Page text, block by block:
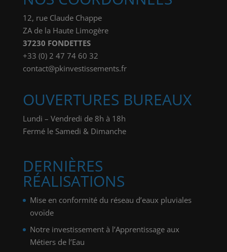
12, rue Claude Chappe
ZA de la Haute Limogère
37230 FONDETTES
+33 (0) 2 47 74 60 32
contact@pkinvestissements.fr
OUVERTURES BUREAUX
Lundi – Vendredi de 8h à 18h
Fermé le Samedi & Dimanche
DERNIÈRES
RÉALISATIONS
Mise en conformité du réseau d’eaux pluviales
ovoïde
Notre investissement à l’Apprentissage aux
Métiers de l’Eau